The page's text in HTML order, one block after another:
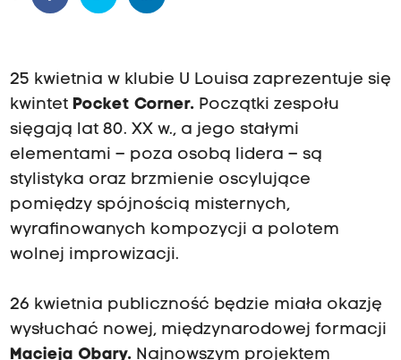
25 kwietnia w klubie U Louisa zaprezentuje się
kwintet Pocket Corner.Początki zespołu
sięgają lat 80. XX w., a jego stałymi
elementami – poza osobą lidera – są
stylistyka oraz brzmienie oscylujące
pomiędzy spójnością misternych,
wyrafinowanych kompozycji a polotem
wolnej improwizacji.
26 kwietnia publiczność będzie miała okazję
wysłuchać nowej, międzynarodowej formacji
Macieja Obary.Najnowszym projektem